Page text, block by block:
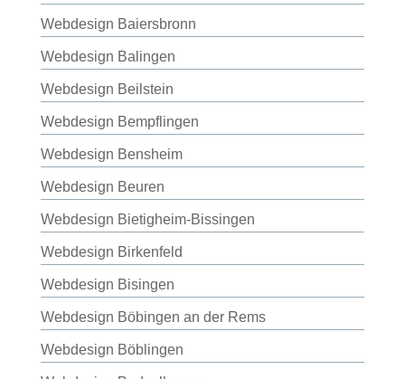
Webdesign Baiersbronn
Webdesign Balingen
Webdesign Beilstein
Webdesign Bempflingen
Webdesign Bensheim
Webdesign Beuren
Webdesign Bietigheim-Bissingen
Webdesign Birkenfeld
Webdesign Bisingen
Webdesign Böbingen an der Rems
Webdesign Böblingen